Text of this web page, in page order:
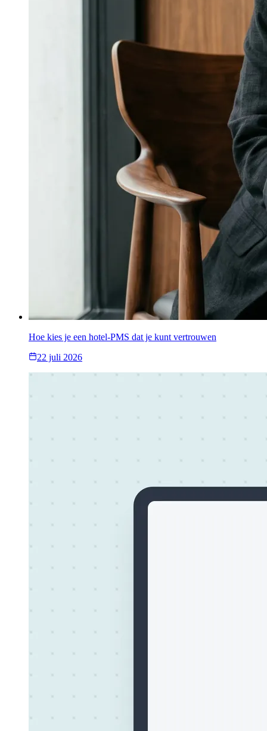
Hoe kies je een hotel-PMS dat je kunt vertrouwen
22 juli 2026